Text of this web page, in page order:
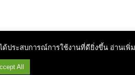
ด้ประสบการณ์การใช้งานที่ดียิ่งขึ้น อ่านเพิ่
All